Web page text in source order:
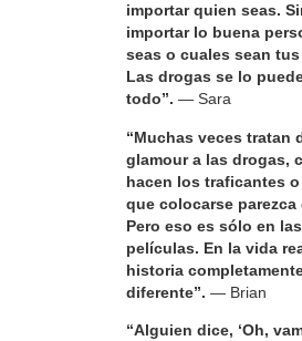
importar quien seas.
importar lo buena
seas o cuales sean tus
Las drogas se lo
todo”. — Sara
“Muchas veces tratan
glamour a las drogas,
hacen los traficantes o
que colocarse parezca
Pero eso es sólo en las
películas. En la vida
historia
diferente”. — Brian
“Alguien dice, ‘Oh,